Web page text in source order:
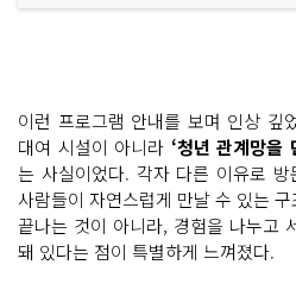
이런 프로그램 안내를 보며 인상 깊
대여 시설이 아니라 ‘청년 관계망을
는 사실이었다. 각자 다른 이유로
사람들이 자연스럽게 만날 수 있는
끝나는 것이 아니라, 경험을 나누고
돼 있다는 점이 특별하게 느껴졌다.